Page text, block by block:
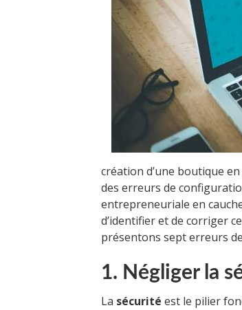
création d’une boutique
des erreurs de
entrepreneuriale en
d’identifier et de corriger
présentons sept erreurs
1. Négliger la
La sécurité est le pilier